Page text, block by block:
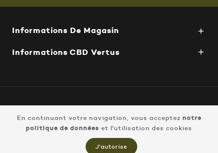
Informations De Magasin 
Informations CBD Vertus 
En continuant votre navigation, vous acceptez notre
politique de données et l'utilisation des cookies
J'autorise